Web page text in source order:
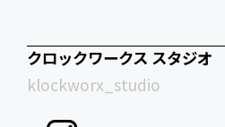
クロックワークス スタジオ
klockworx_studio